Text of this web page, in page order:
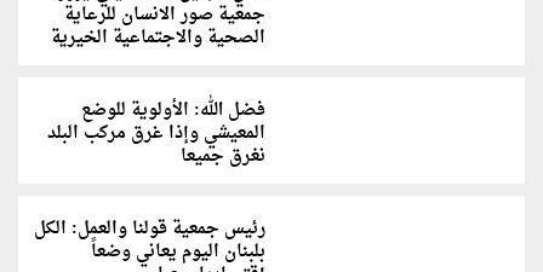
جمعية صور الانسان للرعاية
الصحية والاجتماعية الخيرية
فضل الله: الأولوية للوضع
المعيشي وإذا غرق مركب البلد
نغرق جميعا
رئيس جمعية قولنا والعمل: الكل
بلبنان اليوم يعاني وضعاً